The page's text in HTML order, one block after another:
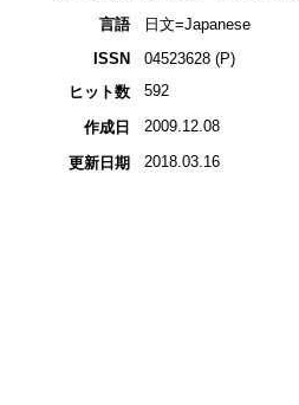
言語
日文=Japanese
ISSN
04523628 (P)
ヒット数
592
作成日 2009.12.08
更新日期 2018.03.16